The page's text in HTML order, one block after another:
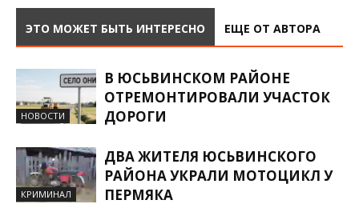
ЭТО МОЖЕТ БЫТЬ ИНТЕРЕСНО ЕЩЕ ОТ АВТОРА
НОВОСТИ
В ЮСЬВИНСКОМ РАЙОНЕ
ОТРЕМОНТИРОВАЛИ УЧАСТОК
ДОРОГИ
КРИМИНАЛ
ДВА ЖИТЕЛЯ ЮСЬВИНСКОГО
РАЙОНА УКРАЛИ МОТОЦИКЛ У
ПЕРМЯКА